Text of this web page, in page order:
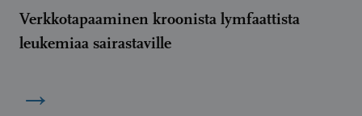
Verkkotapaaminen kroonista lymfaattista
leukemiaa sairastaville
→